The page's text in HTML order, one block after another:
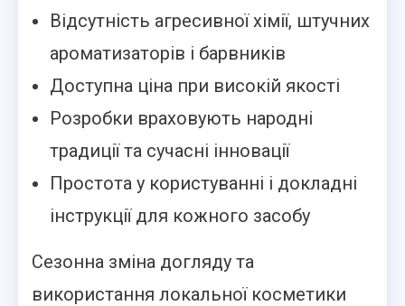
Відсутність агресивної хімії, штучних
ароматизаторів і барвників
Доступна ціна при високій якості
Розробки враховують народні
традиції та сучасні інновації
Простота у користуванні і докладні
інструкції для кожного засобу
Сезонна зміна догляду та
використання локальної косметики